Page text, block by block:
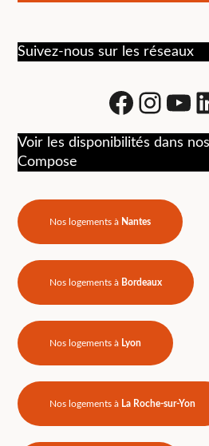
Suivez-nous sur les réseaux
Voir les disponibilités dans
Compose
Nos logements à Nantes
Nos logements à Bordeaux
Nos logements à Lyon
Nos logements à La Roche-sur-Yon